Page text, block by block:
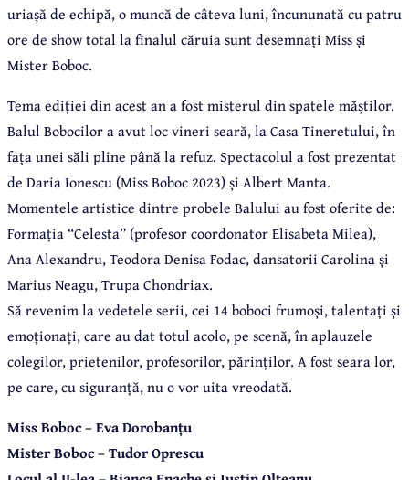
uriașă de echipă, o muncă de câteva luni, încununată cu patru
ore de show total la finalul căruia sunt desemnați Miss și
Mister Boboc.
Tema ediției din acest an a fost misterul din spatele măștilor.
Balul Bobocilor a avut loc vineri seară, la Casa Tineretului, în
fața unei săli pline până la refuz. Spectacolul a fost prezentat
de Daria Ionescu (Miss Boboc 2023) și Albert Manta.
Momentele artistice dintre probele Balului au fost oferite de:
Formația “Celesta” (profesor coordonator Elisabeta Milea),
Ana Alexandru, Teodora Denisa Fodac, dansatorii Carolina și
Marius Neagu, Trupa Chondriax.
Să revenim la vedetele serii, cei 14 boboci frumoși, talentați și
emoționați, care au dat totul acolo, pe scenă, în aplauzele
colegilor, prietenilor, profesorilor, părinților. A fost seara lor,
pe care, cu siguranță, nu o vor uita vreodată.
Miss Boboc – Eva Dorobanțu
Mister Boboc – Tudor Oprescu